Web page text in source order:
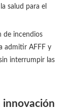
salud para el
de incendios
admitir AFFF y
interrumpir las
innovación